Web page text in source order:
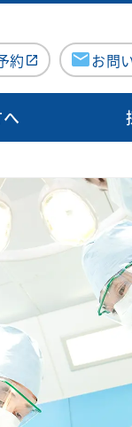
約 お問
がん診療に
医師検索
外来医師
人間ドック
病院からの
交通・アク
フロアマッ
ご意見箱
チーム医療活
緩和ケア
栄養サポ
感染制御
褥瘡対策
口腔ケア
ーム
退院支援
み
市
広
み
支援病院の講演会
医専用ページ（ロ
ミカタ『コラム』